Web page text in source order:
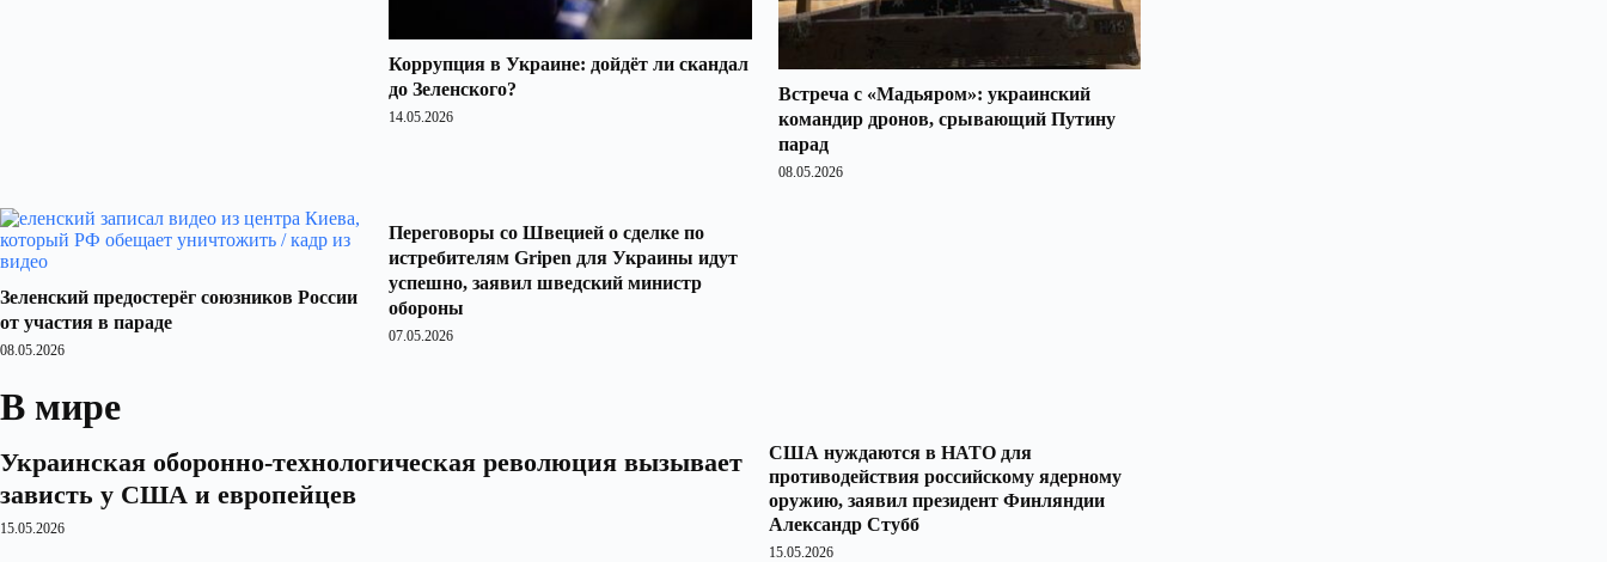
Коррупция в Украине: дойдёт ли скандал
до Зеленского?
14.05.2026
Встреча с «Мадьяром»: украинский
командир дронов, срывающий Путину
парад
08.05.2026
Зеленский предостерёг союзников России
от участия в параде
08.05.2026
Переговоры со Швецией о сделке по
истребителям Gripen для Украины идут
успешно, заявил шведский министр
обороны
07.05.2026
В мире
Украинская оборонно-технологическая революция вызывает
зависть у США и европейцев
15.05.2026
США нуждаются в НАТО для
противодействия российскому ядерному
оружию, заявил президент Финляндии
Александр Стубб
15.05.2026